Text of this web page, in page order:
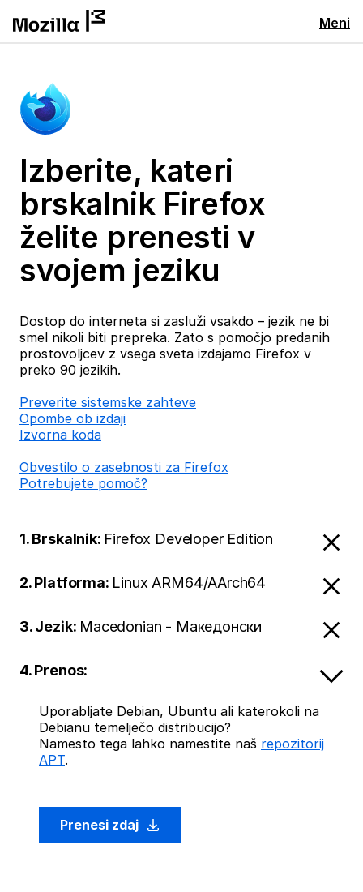
Meni
Izberite, kateri
brskalnik Firefox
želite prenesti v
svojem jeziku
Dostop do interneta si zasluži vsakdo – jezik ne bi
smel nikoli biti prepreka. Zato s pomočjo predanih
prostovoljcev z vsega sveta izdajamo Firefox v
preko 90 jezikih.
Preverite sistemske zahteve
Opombe ob izdaji
Izvorna koda
Obvestilo o zasebnosti za Firefox
Potrebujete pomoč?
1. Brskalnik: Firefox Developer Edition
2. Platforma: Linux ARM64/AArch64
3. Jezik: Macedonian - Македонски
4. Prenos:
Uporabljate Debian, Ubuntu ali katerokoli na
Debianu temelječo distribucijo?
Namesto tega lahko namestite naš repozitorij
APT.
Prenesi zdaj